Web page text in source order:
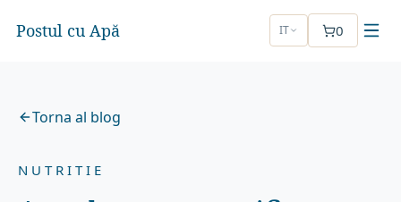
Postul cu Apă IT 0
Torna al blog
NUTRITIE